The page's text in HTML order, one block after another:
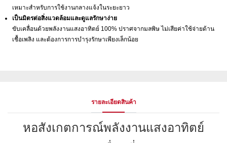
เหมาะสำหรับการใช้งานกลางแจ้งในระยะยาว
เป็นมิตรต่อสิ่งแวดล้อมและดูแลรักษาง่าย
ขับเคลื่อนด้วยพลังงานแสงอาทิตย์ 100% ปราศจากมลพิษ ไม่เสียค่าใช้จ่ายด้าน
เชื้อเพลิง และต้องการการบำรุงรักษาเพียงเล็กน้อย
รายละเอียดสินค้า
หอสังเกตการณ์พลังงานแสงอาทิตย์